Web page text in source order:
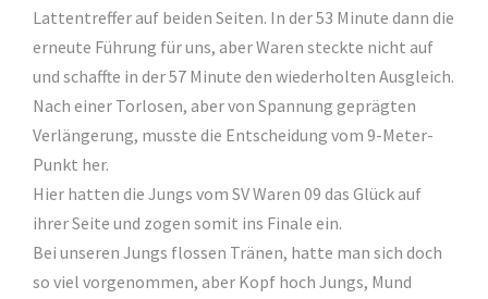
Lattentreffer auf beiden Seiten. In der 53 Minute dann die
erneute Führung für uns, aber Waren steckte nicht auf
und schaffte in der 57 Minute den wiederholten Ausgleich.
Nach einer Torlosen, aber von Spannung geprägten
Verlängerung, musste die Entscheidung vom 9-Meter-
Punkt her.
Hier hatten die Jungs vom SV Waren 09 das Glück auf
ihrer Seite und zogen somit ins Finale ein.
Bei unseren Jungs flossen Tränen, hatte man sich doch
so viel vorgenommen, aber Kopf hoch Jungs, Mund